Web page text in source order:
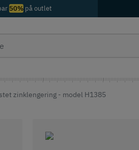
50% på outlet
zinklengering - model H1385